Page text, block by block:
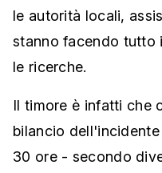
le autorità locali,
stanno facendo tutto
le ricerche.
Il timore è infatti che
bilancio
30 ore - secondo